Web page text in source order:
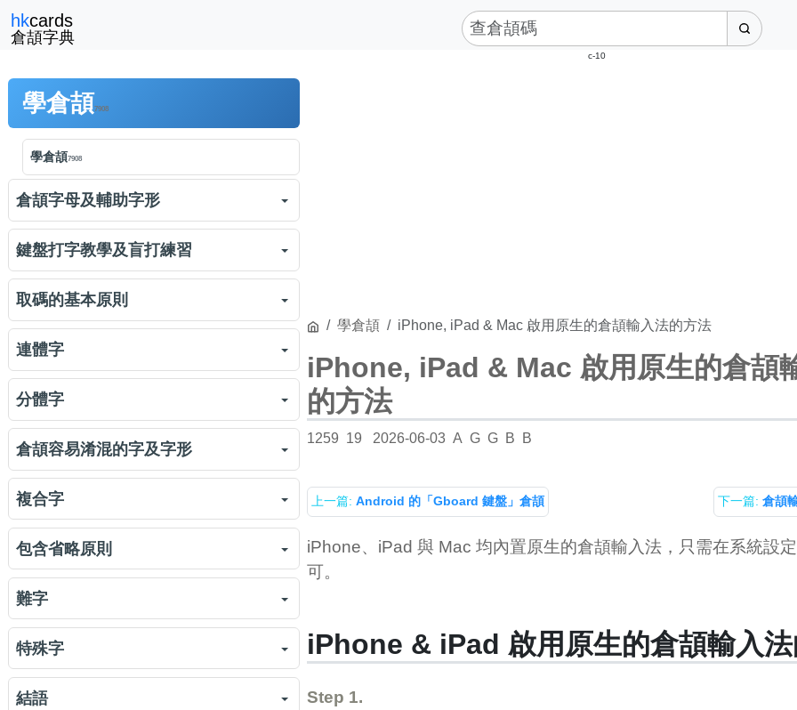
hkcards
倉頡字典
學倉頡7908
學倉頡7908
倉頡字母及輔助字形
倉頡字母及輔助字形3575
倉頡對字的切割
倉頡字母「日月金木水火土」2683
倉頡練習：日月金木水火土
倉頡字母「竹戈十大中一弓」
倉頡練習：竹戈十大中一弓
倉頡字母「人心手口」
倉頡練習：人心手口 練習 2199
倉頡字母「尸廿山女田卜」
倉頡練習：尸廿山女田卜
倉頡「難」鍵
輸入倉頡字母所代表的字
鍵盤打字教學及盲打練習
鍵盤打字教學1688
倉頡盲打練習 練習
取碼的基本原則
倉頡取碼的基本原則
倉頡初階練習 練習
連體字
連體字
連體字練習 練習
倉頡輔助字形的倉頡碼584
分體字
分體字 818
字首
字身
分體字練習
特別字首
特別字首練習
容易錯的字首
倉頡容易淆混的字及字形
倉頡字形 vs 香港小學字形
倉頡裏一些容易混淆的字形
複合字
複合字673
複合字練習 練習
包含省略原則
包含省略原則
包含省略原則練習 (1) 練習
包含省略原則練習 (2) 練習
難字
難字597
難字練習 練習
特殊字
特殊字
結語
c-10
學倉頡 iPhone, iPad & Mac 啟用原生的倉頡輸入法的方法
iPhone, iPad & Mac 啟用原生的倉頡
的方法
1259 19 2026-06-03 A G G B B
上一篇: Android 的「Gboard 鍵盤」倉頡 下一篇: 倉頡
iPhone、iPad 與 Mac 均內置原生的倉頡輸入法，只需在系統設
可。
iPhone & iPad 啟用原生的倉頡輸入
Step 1.